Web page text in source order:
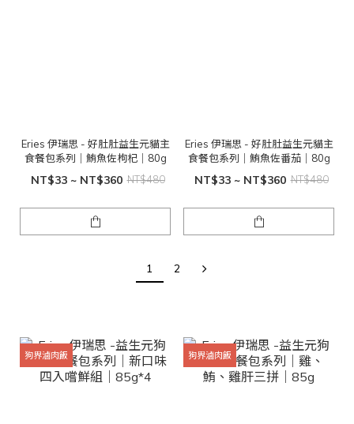
Eries 伊瑞思 - 好肚肚益生元貓主
食餐包系列｜鮪魚佐枸杞｜80g
NT$33 ~ NT$360 NT$480
Eries 伊瑞思 - 好肚肚益生元貓主
食餐包系列｜鮪魚佐番茄｜80g
NT$33 ~ NT$360 NT$480
1 2
狗界滷肉飯 狗界滷肉飯